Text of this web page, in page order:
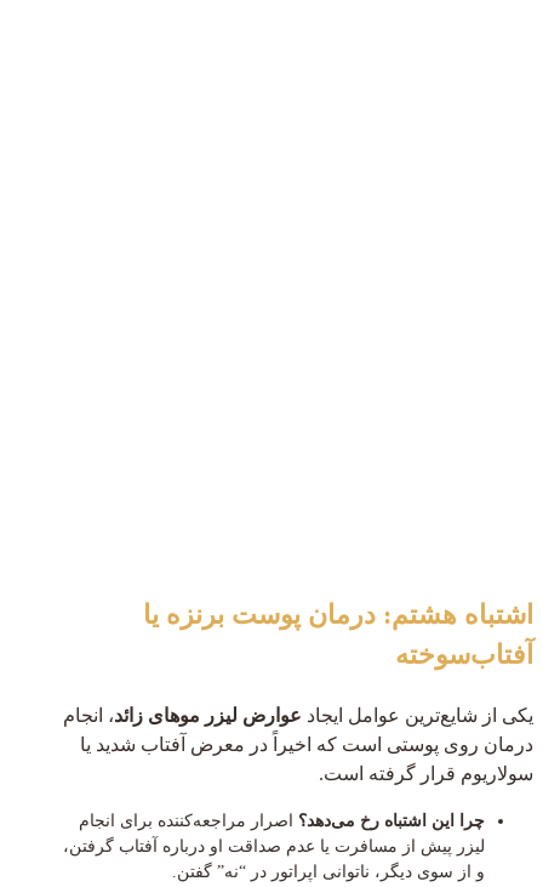
اشتباه هشتم: درمان پوست برنزه یا
آفتاب‌سوخته
یکی از شایع‌ترین عوامل ایجاد عوارض لیزر موهای زائد، انجام
درمان روی پوستی است که اخیراً در معرض آفتاب شدید یا
سولاریوم قرار گرفته است.
چرا این اشتباه رخ می‌دهد؟ اصرار مراجعه‌کننده برای انجام
لیزر پیش از مسافرت یا عدم صداقت او درباره آفتاب گرفتن،
و از سوی دیگر، ناتوانی اپراتور در “نه” گفتن.